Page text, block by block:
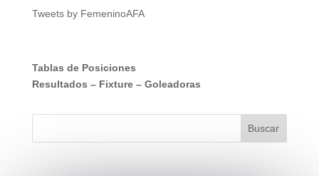
Tweets by FemeninoAFA
Tablas de Posiciones
Resultados – Fixture– Goleadoras